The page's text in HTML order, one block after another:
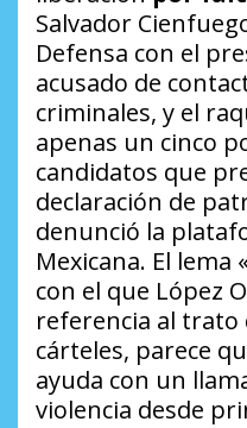
Salvador
Defensa con el
acusado de
criminales, y el
apenas un cinco
candidatos que
declaración de
denunció la
Mexicana. El lema
con el que López
referencia al trato
cárteles, parece
ayuda con un
violencia desde